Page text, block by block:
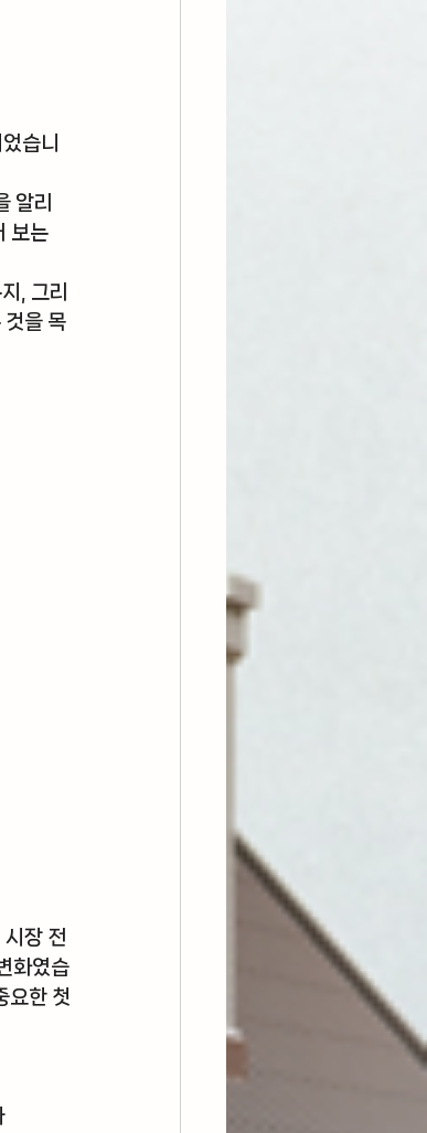
습니
알리
보는
, 그리
것을 목
장 전
화였습
요한 첫